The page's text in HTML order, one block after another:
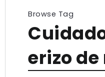
Browse Tag
erizo